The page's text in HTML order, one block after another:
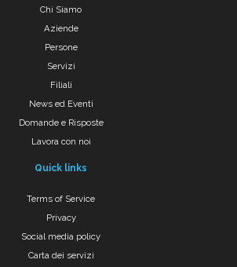
Chi Siamo
Aziende
Persone
Servizi
Filiali
News ed Eventi
Domande e Risposte
Lavora con noi
Quick links
Terms of Service
Privacy
Social media policy
Carta dei servizi